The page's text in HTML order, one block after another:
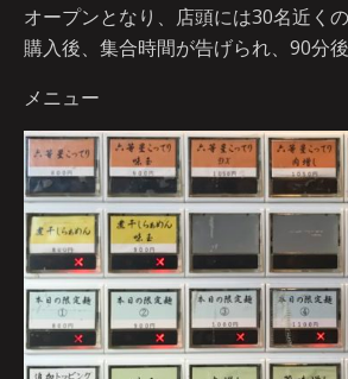
オープンとなり、店頭には30名近く
購入後、集合時間が告げられ、90分後
メニュー